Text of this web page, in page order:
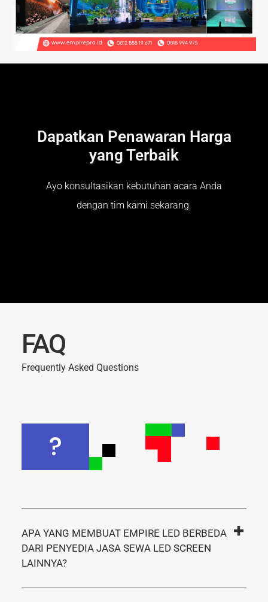
Dapatkan Penawaran Harga
yang Terbaik
Ayo konsultasikan kebutuhan acara Anda
dengan tim kami sekarang.
FAQ
Frequently Asked Questions
?
APA YANG MEMBUAT EMPIRE LED BERBEDA
DARI PENYEDIA JASA SEWA LED SCREEN
LAINNYA?